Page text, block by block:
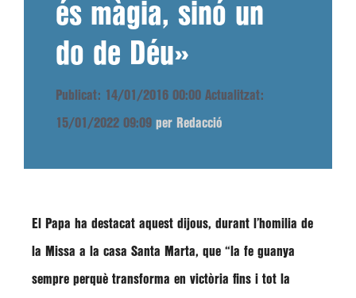
és màgia, sinó un
do de Déu»
Publicat: 14/01/2016 00:00 Actualitzat:
15/01/2022 09:09 per Redacció
El Papa ha destacat aquest dijous, durant l’homilia de
la Missa a la casa Santa Marta, que “la fe guanya
sempre perquè transforma en victòria fins i tot la